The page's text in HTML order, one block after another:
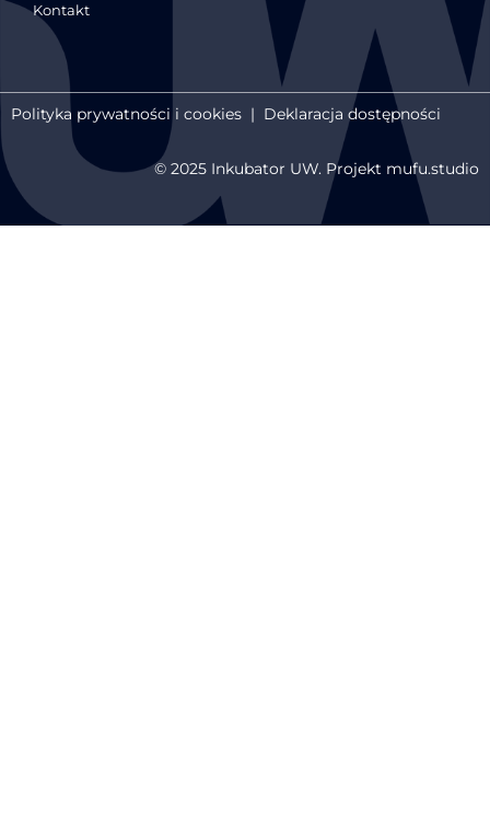
Kontakt
Polityka prywatności i cookies | Deklaracja dostępności
© 2025 Inkubator UW. Projekt mufu.studio